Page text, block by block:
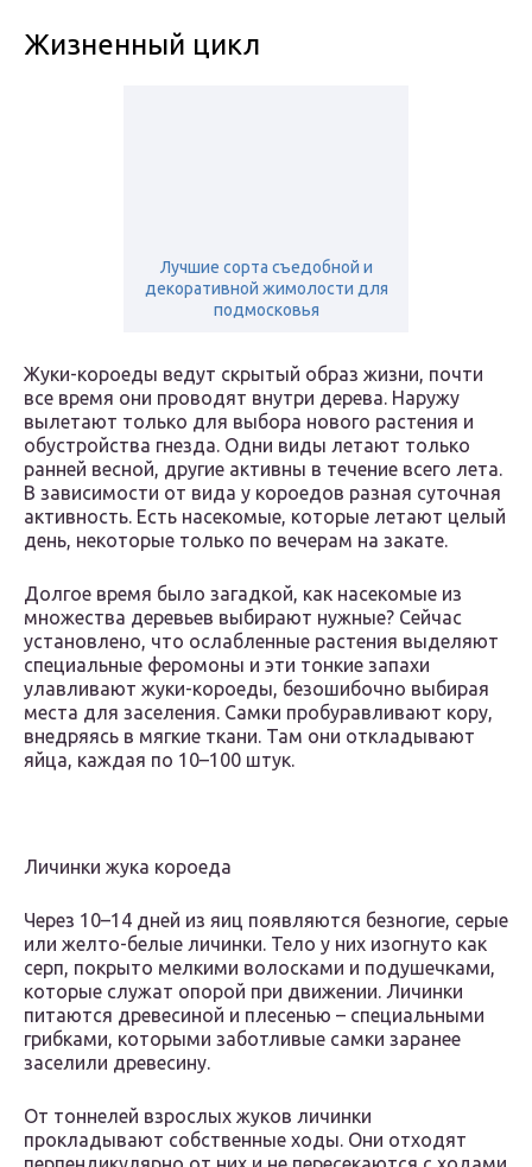
Жизненный цикл
Лучшие сорта съедобной и
декоративной жимолости для
подмосковья
Жуки-короеды ведут скрытый образ жизни, почти
все время они проводят внутри дерева. Наружу
вылетают только для выбора нового растения и
обустройства гнезда. Одни виды летают только
ранней весной, другие активны в течение всего лета.
В зависимости от вида у короедов разная суточная
активность. Есть насекомые, которые летают целый
день, некоторые только по вечерам на закате.
Долгое время было загадкой, как насекомые из
множества деревьев выбирают нужные? Сейчас
установлено, что ослабленные растения выделяют
специальные феромоны и эти тонкие запахи
улавливают жуки-короеды, безошибочно выбирая
места для заселения. Самки пробуравливают кору,
внедряясь в мягкие ткани. Там они откладывают
яйца, каждая по 10–100 штук.
Личинки жука короеда
Через 10–14 дней из яиц появляются безногие, серые
или желто-белые личинки. Тело у них изогнуто как
серп, покрыто мелкими волосками и подушечками,
которые служат опорой при движении. Личинки
питаются древесиной и плесенью – специальными
грибками, которыми заботливые самки заранее
заселили древесину.
От тоннелей взрослых жуков личинки
прокладывают собственные ходы. Они отходят